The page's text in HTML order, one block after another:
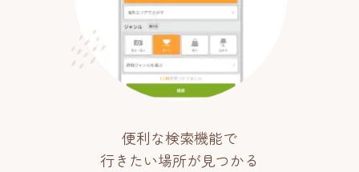
便利な検索機能で
行きたい場所が見つかる